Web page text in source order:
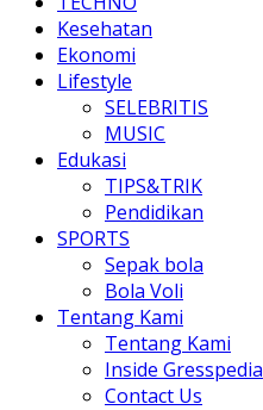
Kesehatan
Ekonomi
Lifestyle
SELEBRITIS
MUSIC
Edukasi
TIPS&TRIK
Pendidikan
SPORTS
Sepak bola
Bola Voli
Tentang Kami
Tentang Kami
Inside Gresspedia
Contact Us